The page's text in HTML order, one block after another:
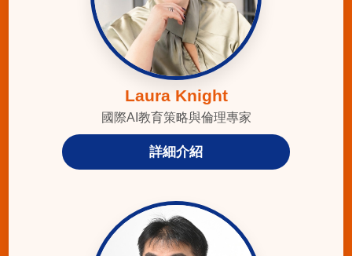
Laura Knight
國際AI教育策略與倫理專家
詳細介紹